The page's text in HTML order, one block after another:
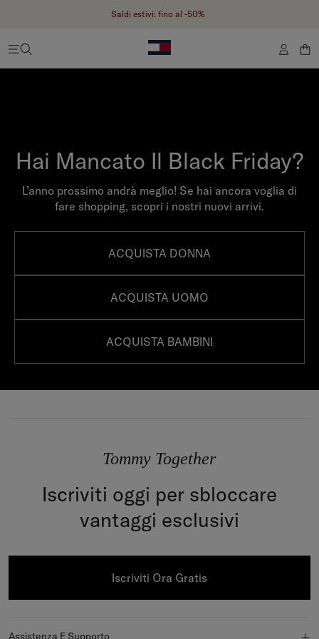
Saldi estivi: fino al -50%
Hai Mancato Il Black Friday?
L’anno prossimo andrà meglio! Se hai ancora voglia di
fare shopping, scopri i nostri nuovi arrivi.
ACQUISTA DONNA
ACQUISTA UOMO
ACQUISTA BAMBINI
Tommy Together
Iscriviti oggi per sbloccare
vantaggi esclusivi
Iscriviti Ora Gratis
Assistenza E Supporto